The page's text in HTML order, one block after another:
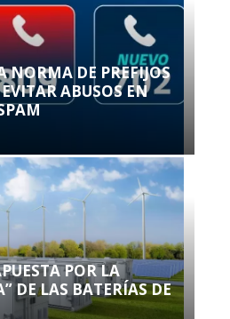
NORMA DE PREFIJOS
ABUSOS EN
POR LA
DE LAS BATERÍAS DE